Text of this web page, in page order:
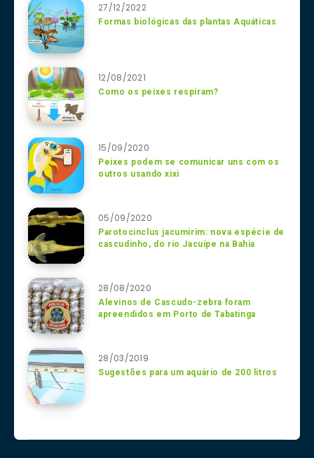
27/12/2022
Formas biológicas das plantas Aquáticas
12/08/2021
Como os peixes respiram?
15/09/2020
Peixes podem se comunicar uns com os
outros usando xixi
05/09/2020
Parotocinclus jacumirim: nova espécie de
cascudinho, do rio Jacuípe na Bahia
28/08/2020
Alevinos de Cascudo-zebra foram
apreendidos em Porto de Tabatinga
28/03/2019
Sugestões para um aquário de 200 litros